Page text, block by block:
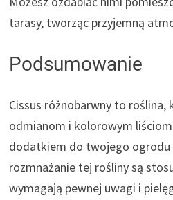
tarasy, tworząc przyjemną
Podsumowanie
Cissus różnobarwny to
odmianom i kolorowym
dodatkiem do twojego ogrodu
rozmnażanie tej rośliny są
wymagają pewnej uwagi i